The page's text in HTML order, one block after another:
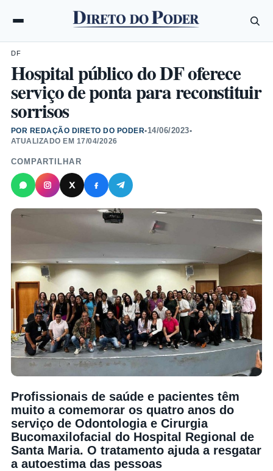
DF
Hospital público do DF oferece
serviço de ponta para reconstituir
sorrisos
POR REDAÇÃO DIRETO DO PODER•14/06/2023•
ATUALIZADO EM 17/04/2026
COMPARTILHAR
Profissionais de saúde e pacientes têm
muito a comemorar os quatro anos do
serviço de Odontologia e Cirurgia
Bucomaxilofacial do Hospital Regional de
Santa Maria. O tratamento ajuda a resgatar
a autoestima das pessoas